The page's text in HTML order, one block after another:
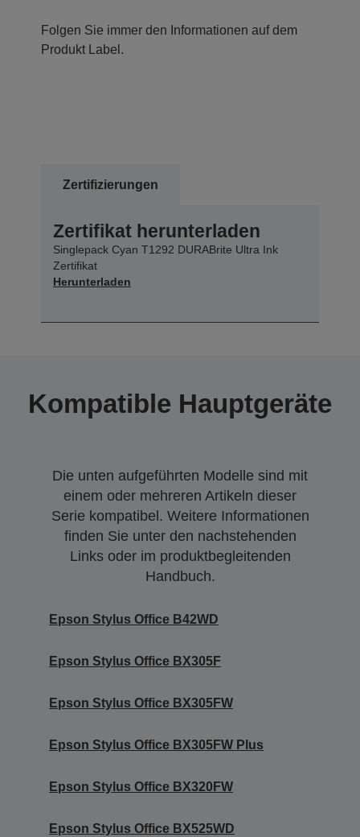
Folgen Sie immer den Informationen auf dem
Produkt Label.
Zertifizierungen
Zertifikat herunterladen
Singlepack Cyan T1292 DURABrite Ultra Ink
Zertifikat
Herunterladen
Kompatible Hauptgeräte
Die unten aufgeführten Modelle sind mit
einem oder mehreren Artikeln dieser
Serie kompatibel. Weitere Informationen
finden Sie unter den nachstehenden
Links oder im produktbegleitenden
Handbuch.
Epson Stylus Office B42WD
Epson Stylus Office BX305F
Epson Stylus Office BX305FW
Epson Stylus Office BX305FW Plus
Epson Stylus Office BX320FW
Epson Stylus Office BX525WD